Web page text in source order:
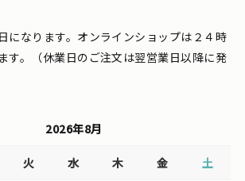
になります。オンラインショップは２４時
す。（休業日のご注文は翌営業日以降に発
2026年8月
火 水 木 金 土